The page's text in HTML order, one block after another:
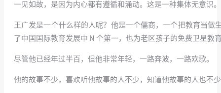
一见如故，是因为内心都有遵循和涌动。这是一种集体无意识
王广发是一个什么样的人呢？他是一个儒商，一个把教育当
了中国国际教育发展中 N 个第一，也为老区孩子的免费卫星
尽管他已经年过半百，但他非常年轻，一路奔波，一路欢歌。
他的故事不少，喜欢听他故事的人不少，知道他故事的人也不